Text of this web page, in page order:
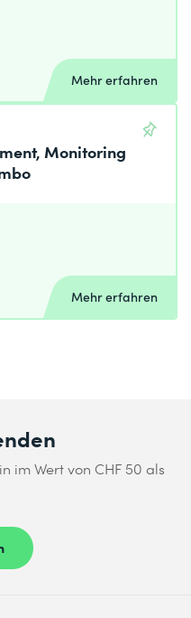
Mehr erfahren
Monitoring
Mehr erfahren
im Wert von CHF 50 als